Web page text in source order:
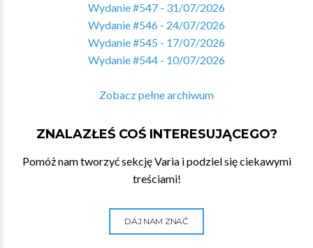
Wydanie #547 - 31/07/2026
Wydanie #546 - 24/07/2026
Wydanie #545 - 17/07/2026
Wydanie #544 - 10/07/2026
Zobacz pełne archiwum
ZNALAZŁEŚ COŚ INTERESUJĄCEGO?
Pomóż nam tworzyć sekcję Varia i podziel się ciekawymi
treściami!
DAJ NAM ZNAĆ